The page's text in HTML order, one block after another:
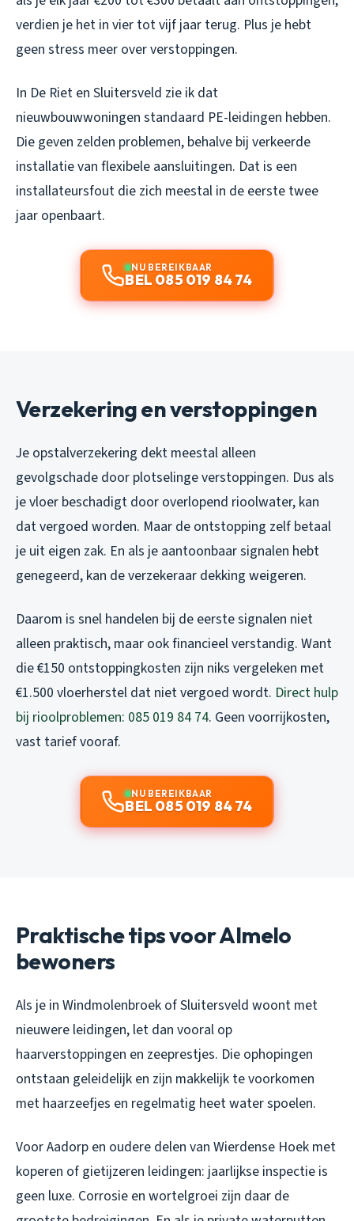
verdien je het in vier tot vijf jaar terug. Plus je hebt
geen stress meer over verstoppingen.
In De Riet en Sluitersveld zie ik dat
nieuwbouwwoningen standaard PE-leidingen hebben.
Die geven zelden problemen, behalve bij verkeerde
installatie van flexibele aansluitingen. Dat is een
installateursfout die zich meestal in de eerste twee
jaar openbaart.
NU BEREIKBAAR
BEL 085 019 84 74
Verzekering en verstoppingen
Je opstalverzekering dekt meestal alleen
gevolgschade door plotselinge verstoppingen. Dus als
je vloer beschadigt door overlopend rioolwater, kan
dat vergoed worden. Maar de ontstopping zelf betaal
je uit eigen zak. En als je aantoonbaar signalen hebt
genegeerd, kan de verzekeraar dekking weigeren.
Daarom is snel handelen bij de eerste signalen niet
alleen praktisch, maar ook financieel verstandig. Want
die €150 ontstoppingkosten zijn niks vergeleken met
€1.500 vloerherstel dat niet vergoed wordt. Direct hulp
bij rioolproblemen: 085 019 84 74. Geen voorrijkosten,
vast tarief vooraf.
NU BEREIKBAAR
BEL 085 019 84 74
Praktische tips voor Almelo
bewoners
Als je in Windmolenbroek of Sluitersveld woont met
nieuwere leidingen, let dan vooral op
haarverstoppingen en zeeprestjes. Die ophopingen
ontstaan geleidelijk en zijn makkelijk te voorkomen
met haarzeefjes en regelmatig heet water spoelen.
Voor Aadorp en oudere delen van Wierdense Hoek met
koperen of gietijzeren leidingen: jaarlijkse inspectie is
geen luxe. Corrosie en wortelgroei zijn daar de